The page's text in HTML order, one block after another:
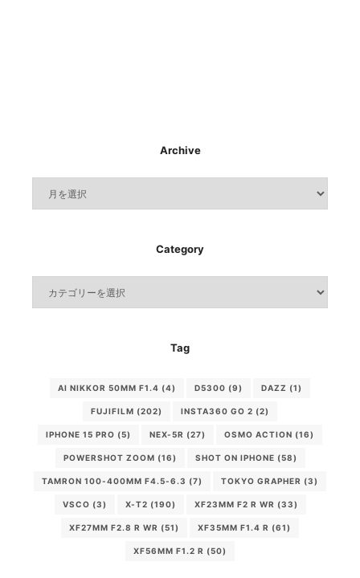
Archive
Category
Tag
AI NIKKOR 50MM F1.4 (4) D5300 (9) DAZZ (1)
FUJIFILM (202) INSTA360 GO 2 (2)
IPHONE 15 PRO (5) NEX-5R (27) OSMO ACTION (16)
POWERSHOT ZOOM (16) SHOT ON IPHONE (58)
TAMRON 100-400MM F4.5-6.3 (7) TOKYO GRAPHER (3)
VSCO (3) X-T2 (190) XF23MM F2 R WR (33)
XF27MM F2.8 R WR (51) XF35MM F1.4 R (61)
XF56MM F1.2 R (50)